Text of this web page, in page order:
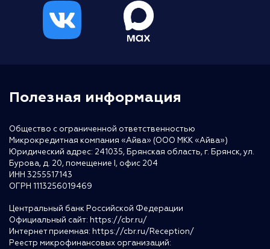
Полезная информация
Общество с ограниченной ответственностью
Микрокредитная компания «Айва» (ООО МКК «Айва»)
Юридический адрес: 241035, Брянская область, г. Брянск, ул.
Бурова, д. 20, помещение I, офис 204
ИНН 3255517143
ОГРН 1113256019469
Центральный банк Российской Федерации
Официальный сайт: https://cbr.ru/
Интернет приемная: https://cbr.ru/Reception/
Реестр микрофинансовых организаций: